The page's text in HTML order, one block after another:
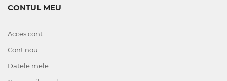
CONTUL MEU
Acces cont
Cont nou
Datele mele